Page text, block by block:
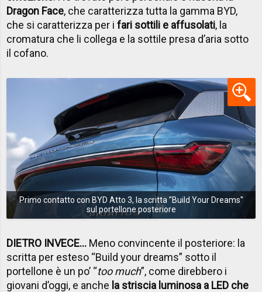
Dragon Face, che caratterizza tutta la gamma BYD,
che si caratterizza per ifari sottili e affusolati, la
cromatura che li collega e la sottile presa d’aria sotto
il cofano.
Primo contatto con BYD Atto 3, la scritta ''Build Your Dreams''
sul portellone posteriore
DIETRO INVECE... Meno convincente il posteriore: la
scritta per esteso “Build your dreams” sotto il
portellone è un po’ “too much”, come direbbero i
giovani d’oggi, e anche la striscia luminosa a LED che